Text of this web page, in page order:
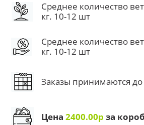
Среднее количество
кг. 10-12 шт
Среднее количество
кг. 10-12 шт
Заказы принимаются до
Цена2400.00р за